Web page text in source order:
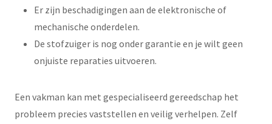
Er zijn beschadigingen aan de elektronische of
mechanische onderdelen.
De stofzuiger is nog onder garantie en je wilt geen
onjuiste reparaties uitvoeren.
Een vakman kan met gespecialiseerd gereedschap het
probleem precies vaststellen en veilig verhelpen. Zelf